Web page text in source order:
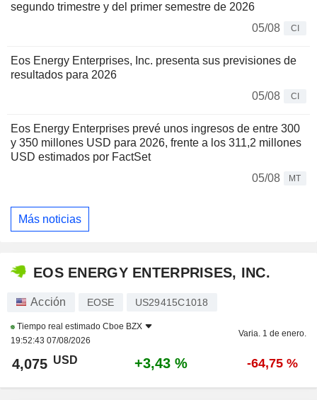
segundo trimestre y del primer semestre de 2026
05/08
CI
Eos Energy Enterprises, Inc. presenta sus previsiones de
resultados para 2026
05/08
CI
Eos Energy Enterprises prevé unos ingresos de entre 300
y 350 millones USD para 2026, frente a los 311,2 millones
USD estimados por FactSet
05/08
MT
Más noticias
EOS ENERGY ENTERPRISES, INC.
Acción EOSE US29415C1018
Tiempo real estimado Cboe BZX
19:52:43 07/08/2026
Varia. 1 de enero.
4,075 USD +3,43 % -64,75 %